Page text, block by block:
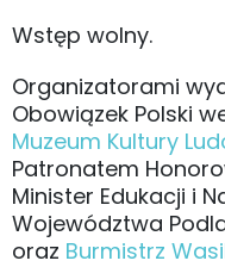
Wstęp wolny.
Organizatorami
Obowiązek Polski
Muzeum Kultury
Patronatem
Minister Edukacji i
Województwa
oraz Burmistrz